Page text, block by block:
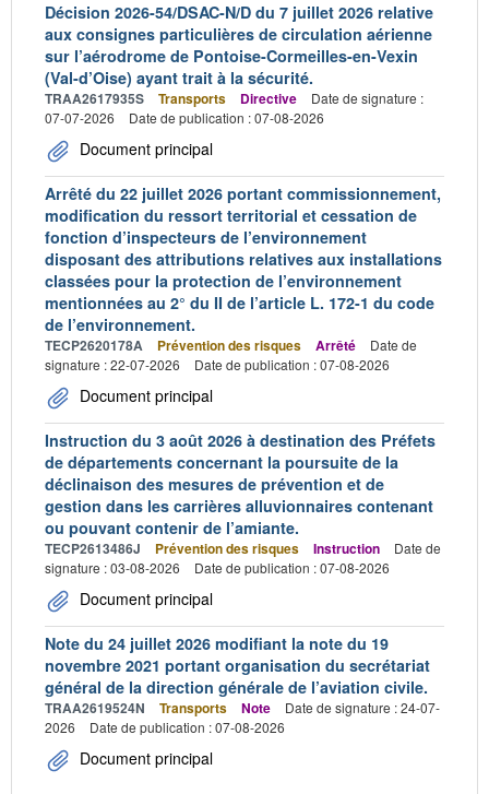
Décision 2026-54/DSAC-N/D du 7 juillet 2026 relative
aux consignes particulières de circulation aérienne
sur l’aérodrome de Pontoise-Cormeilles-en-Vexin
(Val-d’Oise) ayant trait à la sécurité.
TRAA2617935S Transports Directive
Date de signature :
07-07-2026
Date de publication : 07-08-2026
Document principal
Arrêté du 22 juillet 2026 portant commissionnement,
modification du ressort territorial et cessation de
fonction d’inspecteurs de l’environnement
disposant des attributions relatives aux installations
classées pour la protection de l’environnement
mentionnées au 2° du II de l’article L. 172-1 du code
de l’environnement.
TECP2620178A Prévention des risques Arrêté
Date de
signature : 22-07-2026
Date de publication : 07-08-2026
Document principal
Instruction du 3 août 2026 à destination des Préfets
de départements concernant la poursuite de la
déclinaison des mesures de prévention et de
gestion dans les carrières alluvionnaires contenant
ou pouvant contenir de l’amiante.
TECP2613486J Prévention des risques Instruction
Date de
signature : 03-08-2026
Date de publication : 07-08-2026
Document principal
Note du 24 juillet 2026 modifiant la note du 19
novembre 2021 portant organisation du secrétariat
général de la direction générale de l’aviation civile.
TRAA2619524N Transports Note
Date de signature : 24-07-
2026
Date de publication : 07-08-2026
Document principal